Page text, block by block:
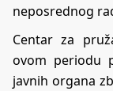
neposrednog
Centar za
ovom periodu
javnih organa